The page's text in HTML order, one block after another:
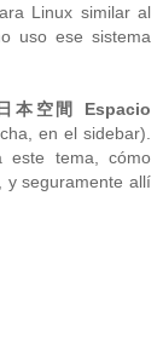
Linux similar al
uso ese sistema
日本空間 Espacio
en el sidebar).
este tema, cómo
y seguramente allí